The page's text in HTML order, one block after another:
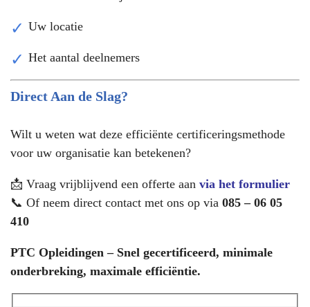
Uw locatie
Het aantal deelnemers
Direct Aan de Slag?
Wilt u weten wat deze efficiënte certificeringsmethode
voor uw organisatie kan betekenen?
📩 Vraag vrijblijvend een offerte aan via het formulier
📞 Of neem direct contact met ons op via 085 – 06 05
410
PTC Opleidingen – Snel gecertificeerd, minimale
onderbreking, maximale efficiëntie.